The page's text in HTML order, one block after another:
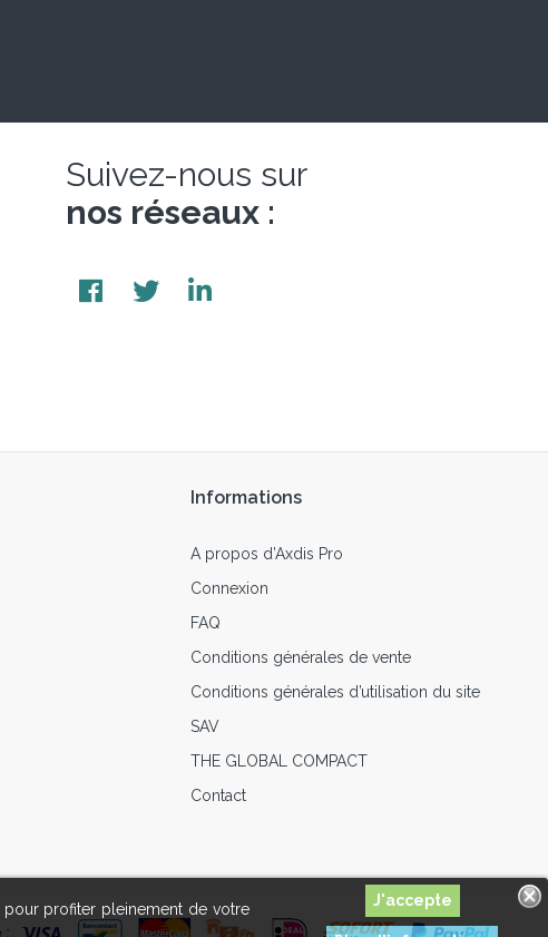
profiter pleinement de votre
Suivez-nous sur
nos réseaux :
Informations
A propos d’Axdis Pro
Connexion
FAQ
Conditions générales de vente
Conditions générales d’utilisation du site
SAV
THE GLOBAL COMPACT
Contact